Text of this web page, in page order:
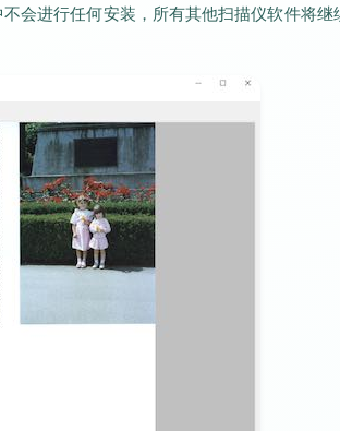
会进行任何安装，所有其他扫描仪软件将继